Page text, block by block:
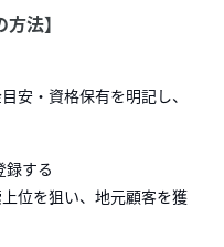
法】
・資格保有を明記し、
録する
を狙い、地元顧客を獲